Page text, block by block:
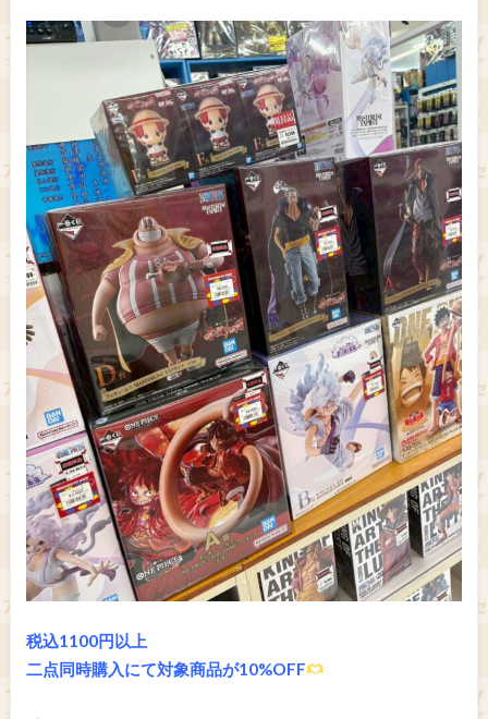
税込1100円以上
二点同時購入にて対象商品が10%OFF